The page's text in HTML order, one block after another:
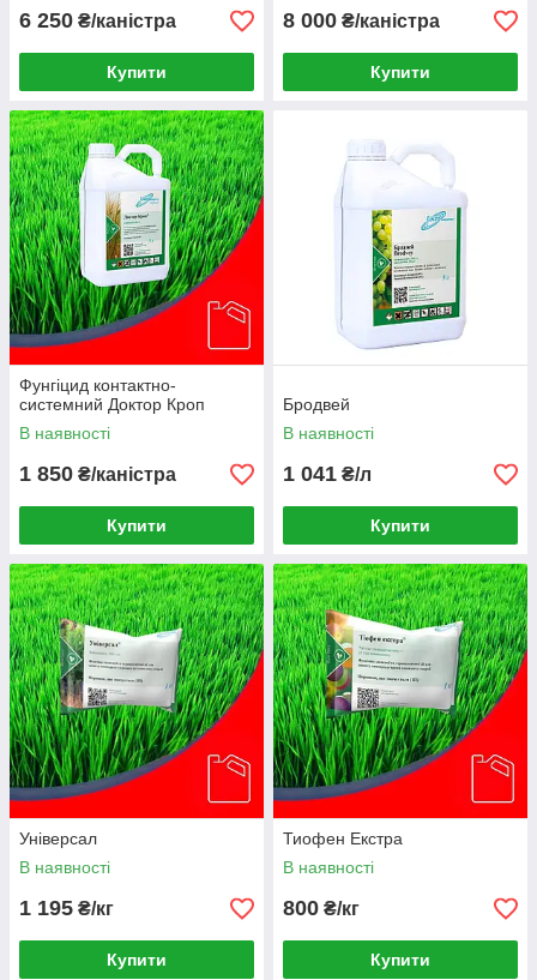
6 250 ₴/каністра
Купити
8 000 ₴/каністра
Купити
Фунгіцид контактно-
системний Доктор Кроп
В наявності
1 850 ₴/каністра
Купити
Бродвей
В наявності
1 041 ₴/л
Купити
Універсал
В наявності
1 195 ₴/кг
Купити
Тиофен Екстра
В наявності
800 ₴/кг
Купити